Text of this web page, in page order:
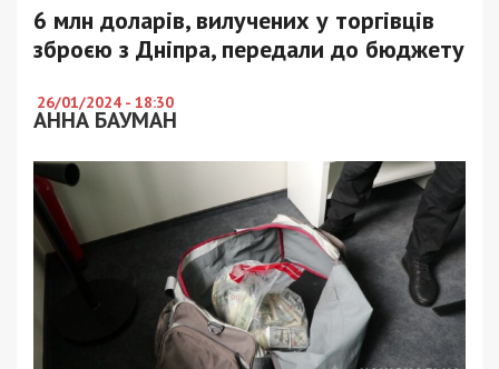
6 млн доларів, вилучених у торгівців
зброєю з Дніпра, передали до бюджету
26/01/2024 - 18:30
АННА БАУМАН